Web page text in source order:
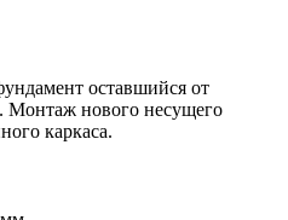
оставшийся от
Монтаж нового несущего
каркаса.